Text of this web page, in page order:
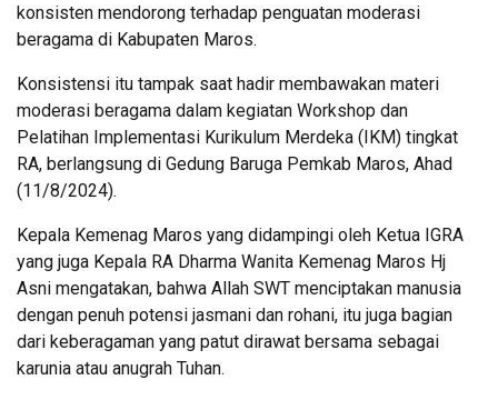
konsisten mendorong terhadap penguatan moderasi
beragama di Kabupaten Maros.
Konsistensi itu tampak saat hadir membawakan materi
moderasi beragama dalam kegiatan Workshop dan
Pelatihan Implementasi Kurikulum Merdeka (IKM) tingkat
RA, berlangsung di Gedung Baruga Pemkab Maros, Ahad
(11/8/2024).
Kepala Kemenag Maros yang didampingi oleh Ketua IGRA
yang juga Kepala RA Dharma Wanita Kemenag Maros Hj
Asni mengatakan, bahwa Allah SWT menciptakan manusia
dengan penuh potensi jasmani dan rohani, itu juga bagian
dari keberagaman yang patut dirawat bersama sebagai
karunia atau anugrah Tuhan.